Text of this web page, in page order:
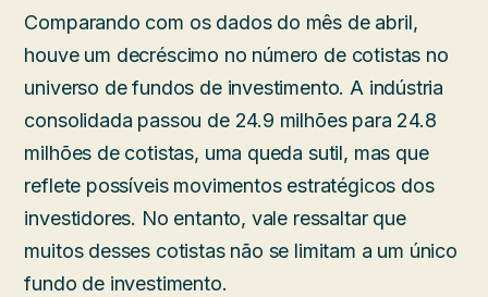
Comparando com os dados do mês de abril,
houve um decréscimo no número de cotistas no
universo de fundos de investimento. A indústria
consolidada passou de 24.9 milhões para 24.8
milhões de cotistas, uma queda sutil, mas que
reflete possíveis movimentos estratégicos dos
investidores. No entanto, vale ressaltar que
muitos desses cotistas não se limitam a um único
fundo de investimento.